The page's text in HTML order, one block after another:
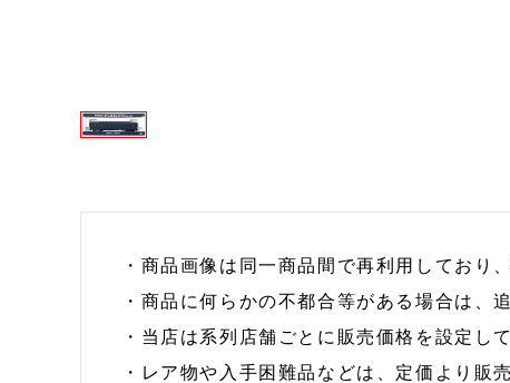
・商品画像は同一商品間で再利用しており
・商品に何らかの不都合等がある場合は、
・当店は系列店舗ごとに販売価格を設定し
・レア物や入手困難品などは、定価より販